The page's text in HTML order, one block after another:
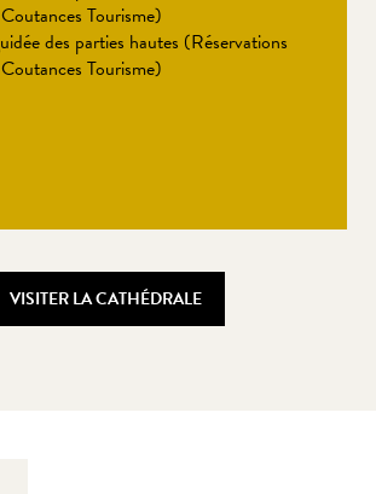
Tourisme)
des parties hautes (Réservations
Tourisme)
VISITER LA CATHÉDRALE